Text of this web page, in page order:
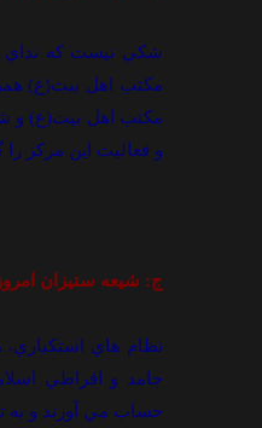
شکي نيست که نداي
مکتب اهل بيت(ع)
مکتب اهل بيت(ع) و
و فعاليت اين مرکز
ج: شيعه ستيزان امروز
نظام هاي
جامد و افراطي
حساب مي آورند و به